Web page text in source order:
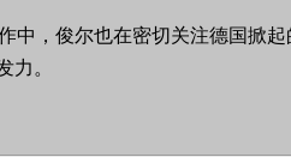
中，俊尔也在密切关注德国掀
力。